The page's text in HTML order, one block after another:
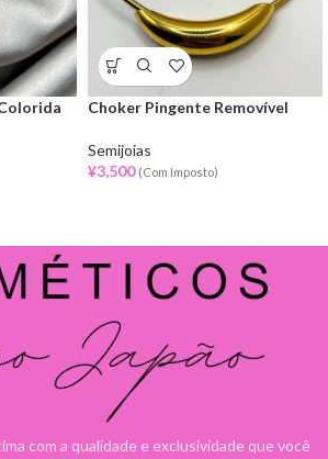
Choker Pingente Removível
Semijoias
¥3,500 (Com Imposto)
com a qualidade e exclusividade que você